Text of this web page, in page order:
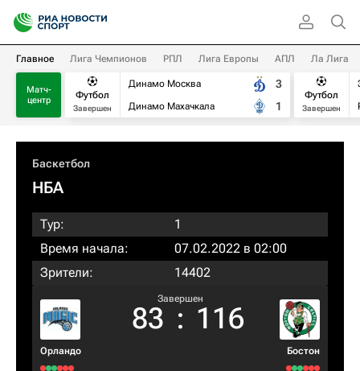
Главное Лига Чемпионов РПЛ Лига Европы АПЛ Ла Лига
Матч-
центр
Футбол
Завершен
Динамо Москва
Динамо Махачкала
3
1
Футбол
Завершен
Баскетбол
НБА
Тур:
1
Время начала:
07.02.2022 в 02:00
Зрители:
14402
Орландо
Завершен
83 : 116
Бостон